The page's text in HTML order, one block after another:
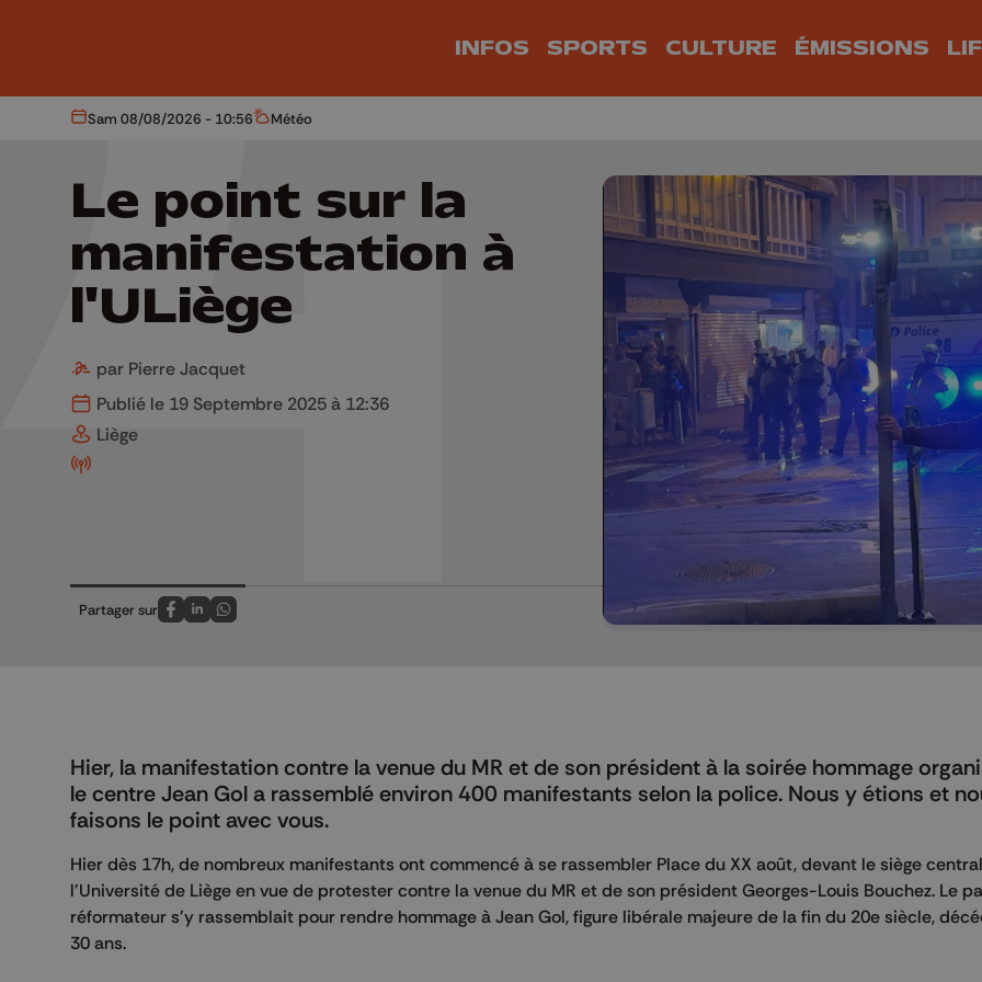
INFOS SPORTS CULTURE ÉMISSIONS
Aujourd'hui
Sam 08/08/2026 - 10:56 Météo
Météo
Le point sur la
manifestation à
l'ULiège
par Pierre Jacquet
Publié le 19 Septembre 2025 à 12:36
Liège
Partager sur
Partagez sur FaceBook
Partagez sur LinkedIn
Partagez sur Whatsapp
Hier, la manifestation contre la venue du MR et de son président à la soirée hommage
le centre Jean Gol a rassemblé environ 400 manifestants selon la police. Nous y étions et
faisons le point avec vous.
Hier dès 17h, de nombreux manifestants ont commencé à se rassembler Place du XX août, devant le siège
l'Université de Liège en vue de protester contre la venue du MR et de son président Georges-Louis Bouchez. Le
réformateur s'y rassemblait pour rendre hommage à Jean Gol, figure libérale majeure de la fin du 20e siècle,
30 ans.